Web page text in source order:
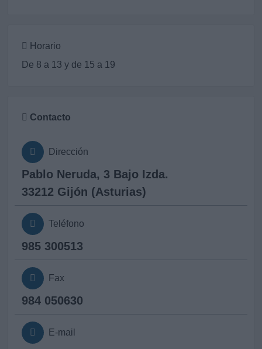
Horario
De 8 a 13 y de 15 a 19
Contacto
Dirección
Pablo Neruda, 3 Bajo Izda.
33212 Gijón (Asturias)
Teléfono
985 300513
Fax
984 050630
E-mail